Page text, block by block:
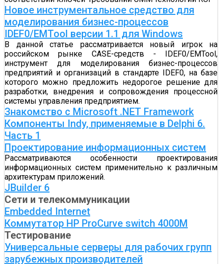
Новое инструментальное средство для
моделирования бизнес-процессов
IDEF0/EMTool версии 1.1 для Windows
В данной статье рассматривается новый игрок на
российском рынке CASE-средств - IDEF0/EMTool,
инструмент для моделирования бизнес-процессов
предприятий и организаций в стандарте IDEF0, на базе
которого можно предложить недорогое решение для
разработки, внедрения и сопровождения процессной
системы управления предприятием.
Знакомство с Microsoft .NET Framework
Компоненты Indy, применяемые в Delphi 6.
Часть 1
Проектирование информационных систем
Рассматриваются особенности проектирования
информационных систем применительно к различным
архитектурам приложений.
JBuilder 6
Сети и телекоммуникации
Embedded Internet
Коммутатор HP ProCurve switch 4000M
Тестирование
Универсальные серверы для рабочих групп
зарубежных производителей